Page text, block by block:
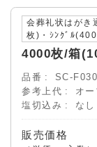
会葬礼状はが
枚)・ｼﾝｸﾞﾙ
4000枚/箱
品番
SC-F030
参考上代
オー
塩切込み
なし
販売価格